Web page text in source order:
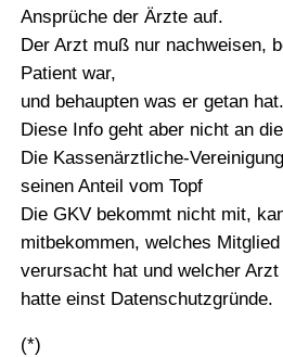
Ansprüche der Ärzte auf.
Der Arzt muß nur nachweisen,
Patient war,
und behaupten was er getan hat.
Diese Info geht aber nicht an
Die Kassenärztliche-
seinen Anteil vom Topf
Die GKV bekommt nicht mit,
mitbekommen, welches
verursacht hat und welcher
hatte einst Datenschutzgründe.
(*)